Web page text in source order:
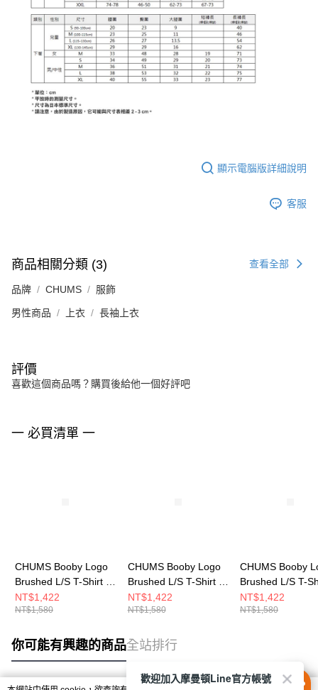
顯示電腦版詳細說明
客服
商品相關分類 (3) 查看全部
品牌 CHUMS 服飾
男性商品 上衣 長袖上衣
評價
喜歡這個商品嗎？購買後給他一個好評吧
一 必買清單 一
CHUMS Booby Logo
Brushed L/S T-Shirt 女
長袖上衣 黑色
CH112668K001
NT$1,422
NT$1,580
CHUMS Booby Logo
Brushed L/S T-Shirt 男
長袖上衣 白色
CH012668W001
NT$1,422
NT$1,580
CHUMS Booby
Brushed L/S T-
長袖上衣 白色
CH112668W001
NT$1,422
NT$1,580
你可能有興趣的商品全站排行
歡迎加入摩曼頓Line官方帳號